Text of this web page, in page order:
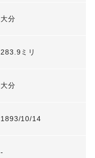
大分
283.9ミリ
大分
1893/10/14
-